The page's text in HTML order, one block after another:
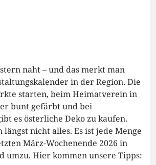
naht – und das merkt man
in der Region. Die
starten, beim Heimatverein in
bunt gefärbt und bei
es österliche Deko zu kaufen.
längst nicht alles. Es ist jede Menge
März-Wochenende 2026 in
umzu. Hier kommen unsere Tipps: